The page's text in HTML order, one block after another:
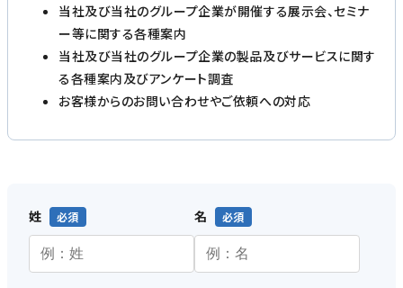
当社及び当社のグループ企業が開催する展示会、セミナ
ー等に関する各種案内
当社及び当社のグループ企業の製品及びサービスに関す
る各種案内及びアンケート調査
お客様からのお問い合わせやご依頼への対応
姓 名